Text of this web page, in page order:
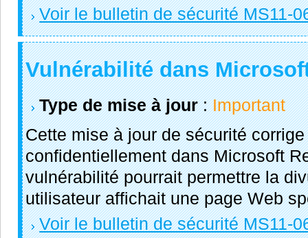
Voir le bulletin de sécurité MS11-
Vulnérabilité dans
Type de mise à jour:Important
Cette mise à jour de sécurité
confidentiellement dans Microsoft
vulnérabilité pourrait permettre la
utilisateur affichait une page Web
Voir le bulletin de sécurité MS11-